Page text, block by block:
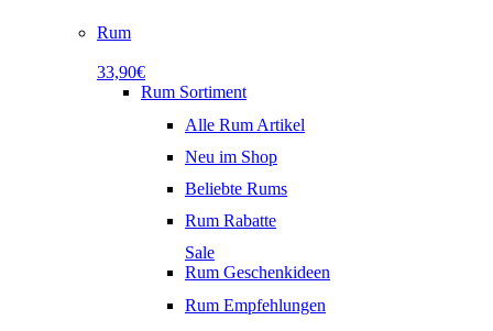
Rum
33,90€
Rum Sortiment
Alle Rum Artikel
Neu im Shop
Beliebte Rums
Rum Rabatte
Sale
Rum Geschenkideen
Rum Empfehlungen